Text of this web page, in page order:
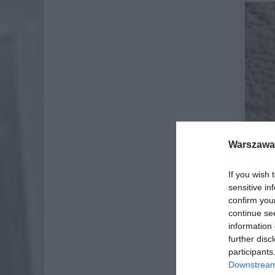
If you wish
sensitive
confirm
continue
information
further